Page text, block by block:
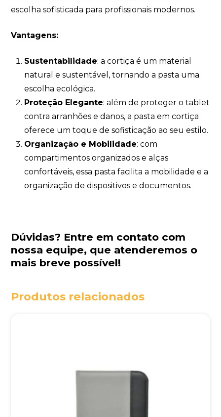
escolha sofisticada para profissionais modernos.
Vantagens:
Sustentabilidade: a cortiça é um material
natural e sustentável, tornando a pasta uma
escolha ecológica.
Proteção Elegante: além de proteger o tablet
contra arranhões e danos, a pasta em cortiça
oferece um toque de sofisticação ao seu estilo.
Organização e Mobilidade: com
compartimentos organizados e alças
confortáveis, essa pasta facilita a mobilidade e a
organização de dispositivos e documentos.
Dúvidas? Entre em contato com
nossa equipe, que atenderemos o
mais breve possível!
Produtos relacionados